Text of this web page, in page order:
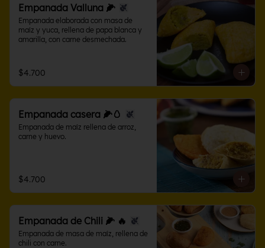
Empanada Valluna 🌽
Empanada elaborada con masa de
maíz y yuca, rellena de papa blanca y
amarilla, con carne desmechada.
$4.700
Empanada casera 🌽🥚
Empanada de maíz rellena de arroz,
carne y huevo.
$4.700
Empanada de Chili 🌽 🔥
Empanada de masa de maíz, rellena de
chili con carne.